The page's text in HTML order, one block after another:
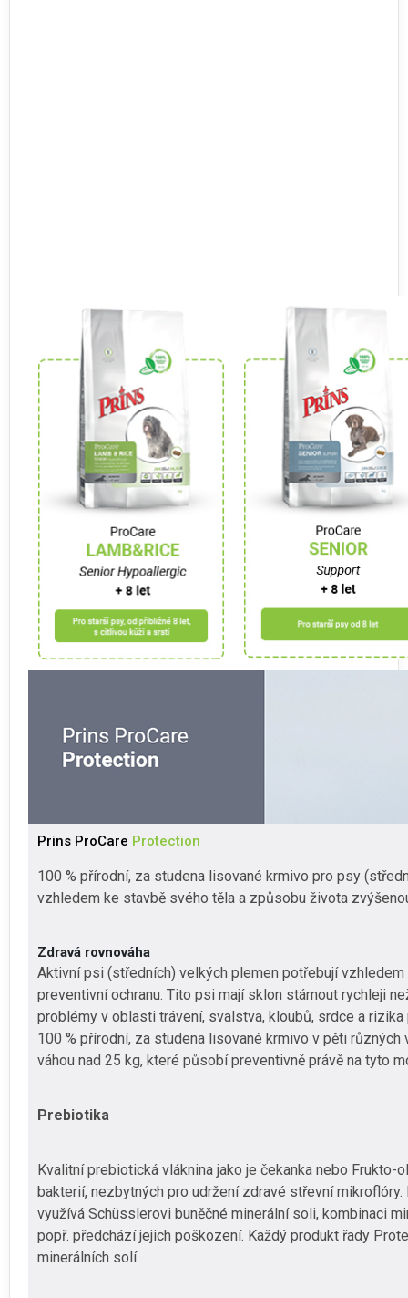
Prins ProCare Protection
100 % přírodní, za studena lisované krmivo pro psy
vzhledem ke stavbě svého těla a způsobu života
Zdravá rovnováha
Aktivní psi (středních) velkých plemen potřebují
preventivní ochranu. Tito psi mají sklon stárnout rychleji
problémy v oblasti trávení, svalstva, kloubů, srdce a
100 % přírodní, za studena lisované krmivo v pěti
váhou nad 25 kg, které působí preventivně právě na tyto
Prebiotika
Kvalitní prebiotická vláknina jako je čekanka nebo Frukto-
bakterií, nezbytných pro udržení zdravé střevní
využívá Schüsslerovi buněčné minerální soli, kombinaci
popř. předchází jejich poškození. Každý produkt řady
minerálních solí.